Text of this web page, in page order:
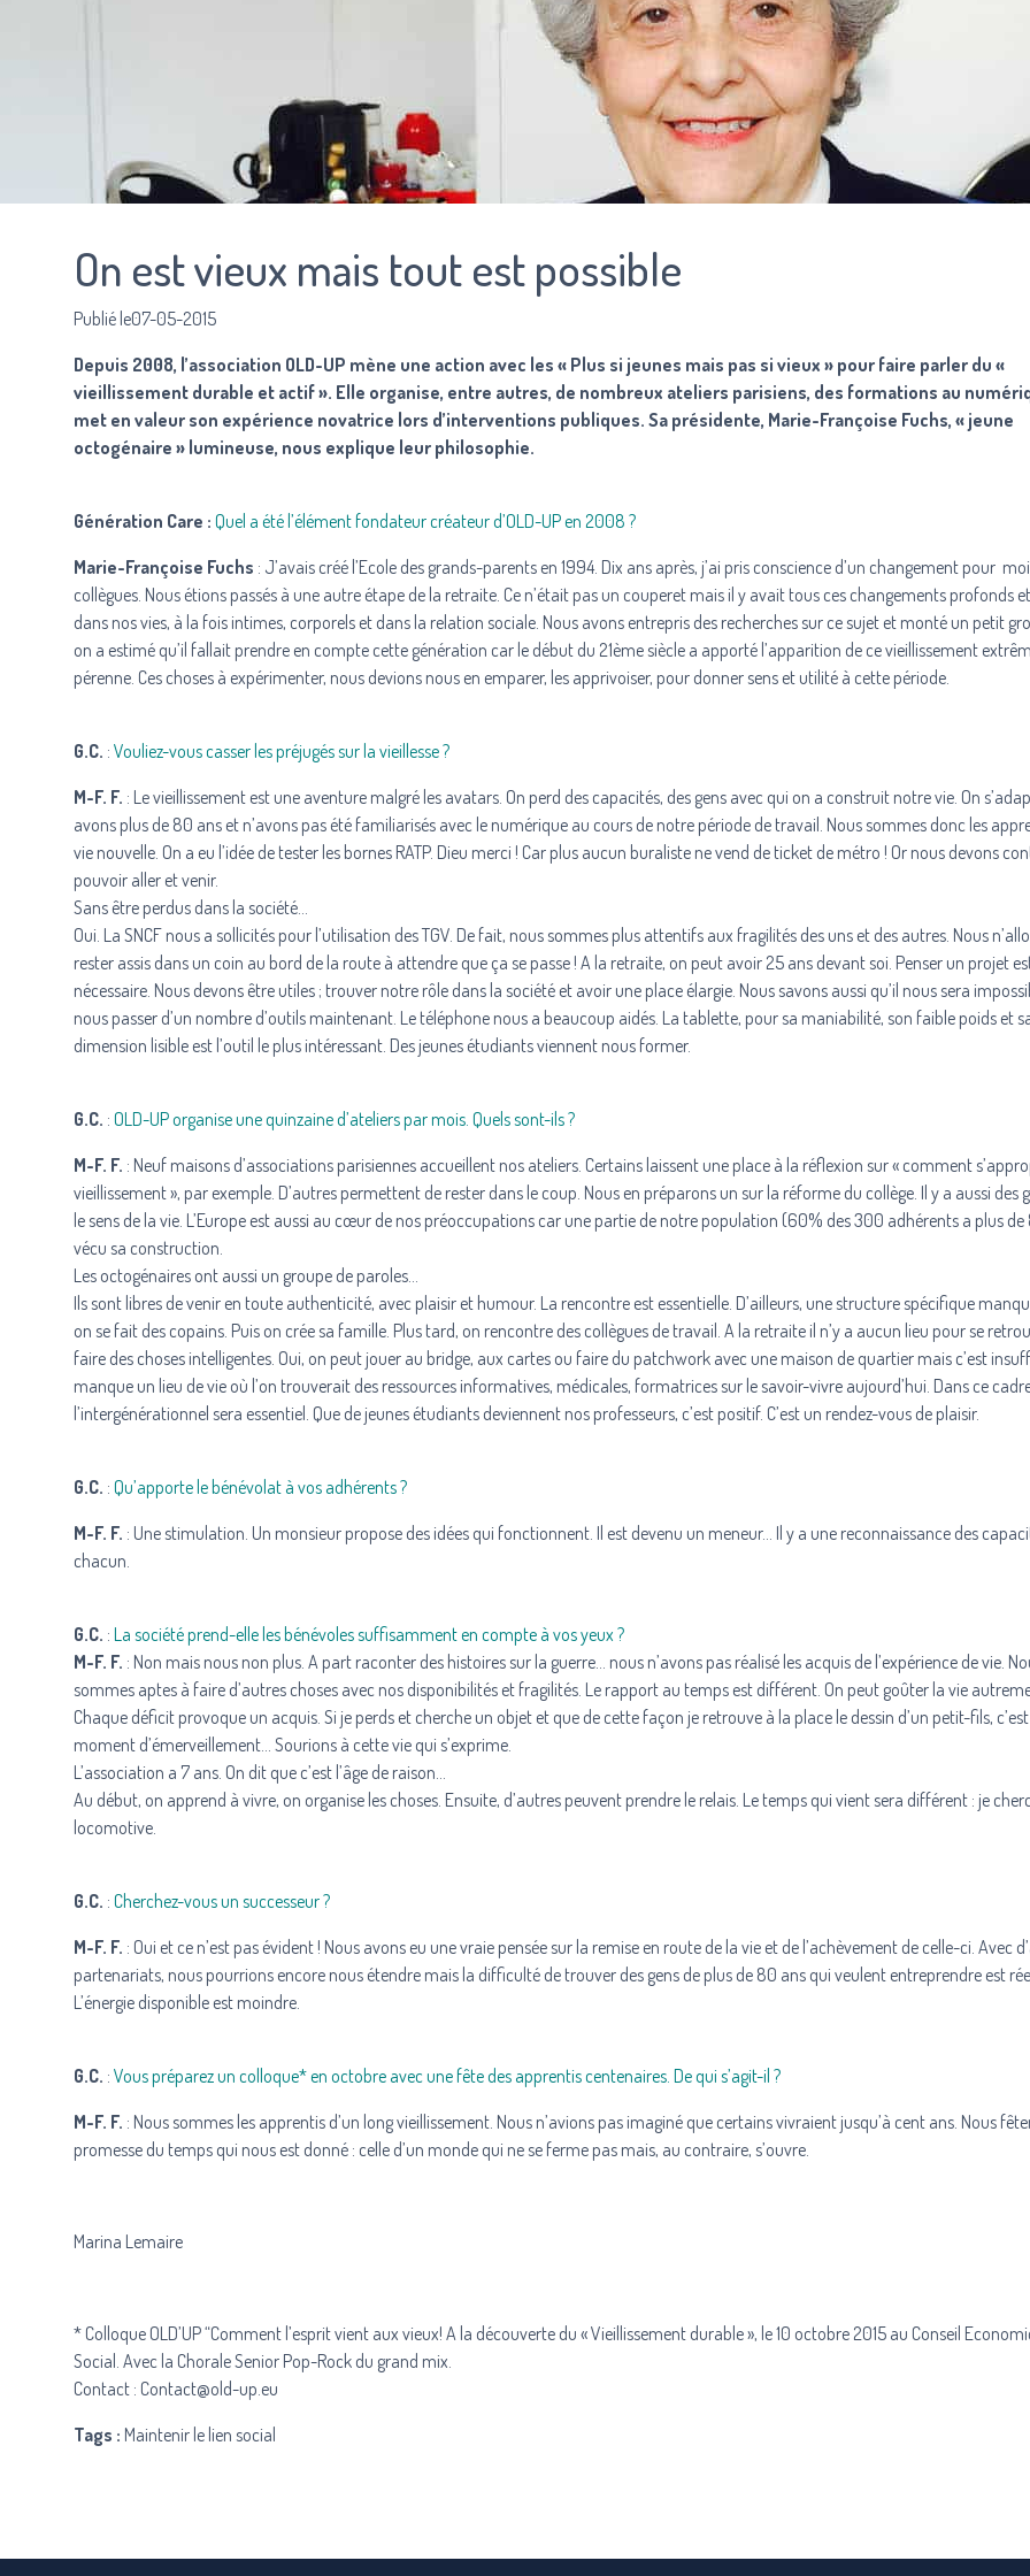
On est vieux mais tout est possible
Publié le07-05-2015
Depuis 2008, l’association OLD-UP mène une action avec les « Plus si jeunes mais pas si vieux » pour faire parler du «
vieillissement durable et actif ». Elle organise, entre autres, de nombreux ateliers parisiens, des formations au
met en valeur son expérience novatrice lors d’interventions publiques. Sa présidente, Marie-Françoise Fuchs, « jeune
octogénaire » lumineuse, nous explique leur philosophie.
Génération Care : Quel a été l’élément fondateur créateur d’OLD-UP en 2008 ?
Marie-Françoise Fuchs : J’avais créé l’Ecole des grands-parents en 1994. Dix ans après, j’ai pris conscience d’un changement pour
collègues. Nous étions passés à une autre étape de la retraite. Ce n’était pas un couperet mais il y avait tous ces changements profonds
dans nos vies, à la fois intimes, corporels et dans la relation sociale. Nous avons entrepris des recherches sur ce sujet et monté un petit
on a estimé qu’il fallait prendre en compte cette génération car le début du 21ème siècle a apporté l’apparition de ce vieillissement
pérenne. Ces choses à expérimenter, nous devions nous en emparer, les apprivoiser, pour donner sens et utilité à cette période.
G.C. : Vouliez-vous casser les préjugés sur la vieillesse ?
M-F. F. : Le vieillissement est une aventure malgré les avatars. On perd des capacités, des gens avec qui on a construit notre vie. On
avons plus de 80 ans et n’avons pas été familiarisés avec le numérique au cours de notre période de travail. Nous sommes donc les
vie nouvelle. On a eu l’idée de tester les bornes RATP. Dieu merci ! Car plus aucun buraliste ne vend de ticket de métro ! Or nous devons
pouvoir aller et venir.
Sans être perdus dans la société…
Oui. La SNCF nous a sollicités pour l’utilisation des TGV. De fait, nous sommes plus attentifs aux fragilités des uns et des autres. Nous
rester assis dans un coin au bord de la route à attendre que ça se passe ! A la retraite, on peut avoir 25 ans devant soi. Penser un projet
nécessaire. Nous devons être utiles ; trouver notre rôle dans la société et avoir une place élargie. Nous savons aussi qu’il nous sera
nous passer d’un nombre d’outils maintenant. Le téléphone nous a beaucoup aidés. La tablette, pour sa maniabilité, son faible poids et
dimension lisible est l’outil le plus intéressant. Des jeunes étudiants viennent nous former.
G.C. : OLD-UP organise une quinzaine d’ateliers par mois. Quels sont-ils ?
M-F. F. : Neuf maisons d’associations parisiennes accueillent nos ateliers. Certains laissent une place à la réflexion sur « comment
vieillissement », par exemple. D’autres permettent de rester dans le coup. Nous en préparons un sur la réforme du collège. Il y a aussi des
le sens de la vie. L’Europe est aussi au cœur de nos préoccupations car une partie de notre population (60% des 300 adhérents a plus
vécu sa construction.
Les octogénaires ont aussi un groupe de paroles…
Ils sont libres de venir en toute authenticité, avec plaisir et humour. La rencontre est essentielle. D’ailleurs, une structure spécifique
on se fait des copains. Puis on crée sa famille. Plus tard, on rencontre des collègues de travail. A la retraite il n’y a aucun lieu pour se
faire des choses intelligentes. Oui, on peut jouer au bridge, aux cartes ou faire du patchwork avec une maison de quartier mais c’est
manque un lieu de vie où l’on trouverait des ressources informatives, médicales, formatrices sur le savoir-vivre aujourd’hui. Dans ce
l’intergénérationnel sera essentiel. Que de jeunes étudiants deviennent nos professeurs, c’est positif. C’est un rendez-vous de plaisir.
G.C. : Qu’apporte le bénévolat à vos adhérents ?
M-F. F. : Une stimulation. Un monsieur propose des idées qui fonctionnent. Il est devenu un meneur… Il y a une reconnaissance des
chacun.
G.C. : La société prend-elle les bénévoles suffisamment en compte à vos yeux ?
M-F. F. : Non mais nous non plus. A part raconter des histoires sur la guerre… nous n’avons pas réalisé les acquis de l’expérience de vie.
sommes aptes à faire d’autres choses avec nos disponibilités et fragilités. Le rapport au temps est différent. On peut goûter la vie
Chaque déficit provoque un acquis. Si je perds et cherche un objet et que de cette façon je retrouve à la place le dessin d’un petit-fils,
moment d’émerveillement… Sourions à cette vie qui s’exprime.
L’association a 7 ans. On dit que c’est l’âge de raison…
Au début, on apprend à vivre, on organise les choses. Ensuite, d’autres peuvent prendre le relais. Le temps qui vient sera différent : je
locomotive.
G.C. : Cherchez-vous un successeur ?
M-F. F. : Oui et ce n’est pas évident ! Nous avons eu une vraie pensée sur la remise en route de la vie et de l’achèvement de celle-ci. Avec
partenariats, nous pourrions encore nous étendre mais la difficulté de trouver des gens de plus de 80 ans qui veulent entreprendre est
L’énergie disponible est moindre.
G.C. : Vous préparez un colloque* en octobre avec une fête des apprentis centenaires. De qui s’agit-il ?
M-F. F. : Nous sommes les apprentis d’un long vieillissement. Nous n’avions pas imaginé que certains vivraient jusqu’à cent ans. Nous
promesse du temps qui nous est donné : celle d’un monde qui ne se ferme pas mais, au contraire, s’ouvre.
Marina Lemaire
* Colloque OLD’UP“Comment l’esprit vient aux vieux! A la découverte du « Vieillissement durable », le 10 octobre 2015 au Conseil
Social. Avec la Chorale Senior Pop-Rock du grand mix.
Contact : Contact@old-up.eu
Tags : Maintenir le lien social